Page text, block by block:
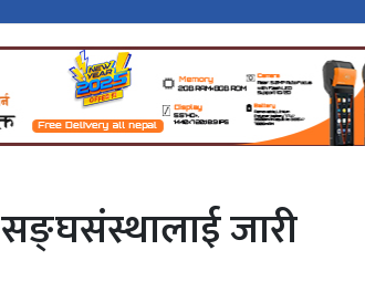
जारी